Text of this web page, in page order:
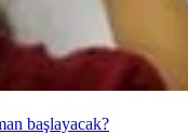
başlayacak?